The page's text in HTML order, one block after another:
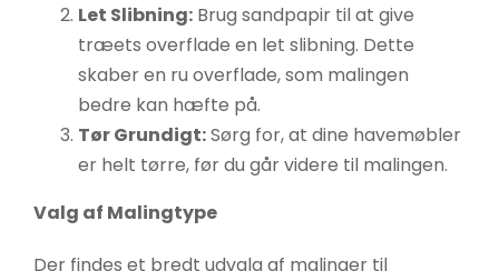
Let Slibning:Brug sandpapir til at give
træets overflade en let slibning. Dette
skaber en ru overflade, som malingen
bedre kan hæfte på.
Tør Grundigt:Sørg for, at dine havemøbler
er helt tørre, før du går videre til malingen.
Valg af Malingtype
Der findes et bredt udvalg af malinger til